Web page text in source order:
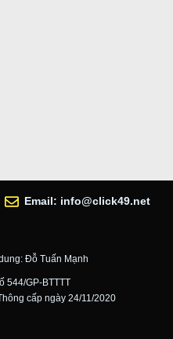
Email: info@click49.net
Đỗ Tuấn Mạnh
544/GP-BTTTT
cấp ngày 24/11/2020